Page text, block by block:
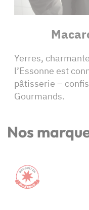
Yerres,
l’Essonne est
pâtisserie –
Gourmands.
Nos